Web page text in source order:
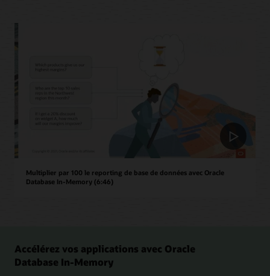
Multiplier par 100 le reporting de base de données avec Oracle
Database In-Memory (6:46)
Accélérez vos applications avec Oracle
Database In-Memory